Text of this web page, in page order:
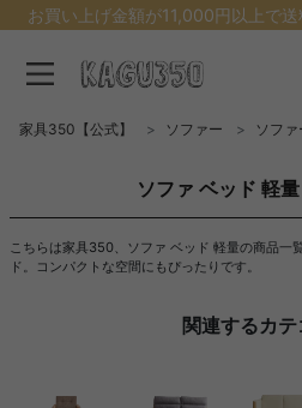
お買い上げ金額が11,000円以上で送
家具350【公式】 ソファー ソフ
ソファ ベッド 軽
こちらは家具350、ソファ ベッド 軽量の商品一
ド。コンパクトな空間にもぴったりです。
関連するカテ